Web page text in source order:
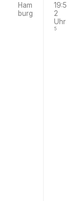
Ham
burg
19:5
2
Uhr
5